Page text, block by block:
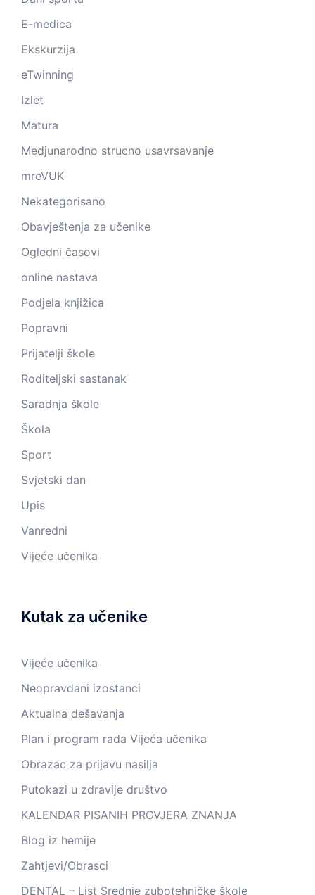
E-medica
Ekskurzija
eTwinning
Izlet
Matura
Medjunarodno strucno usavrsavanje
mreVUK
Nekategorisano
Obavještenja za učenike
Ogledni časovi
online nastava
Podjela knjižica
Popravni
Prijatelji škole
Roditeljski sastanak
Saradnja škole
Škola
Sport
Svjetski dan
Upis
Vanredni
Vijeće učenika
Kutak za učenike
Vijeće učenika
Neopravdani izostanci
Aktualna dešavanja
Plan i program rada Vijeća učenika
Obrazac za prijavu nasilja
Putokazi u zdravije društvo
KALENDAR PISANIH PROVJERA ZNANJA
Blog iz hemije
Zahtjevi/Obrasci
DENTAL – List Srednje zubotehničke škole